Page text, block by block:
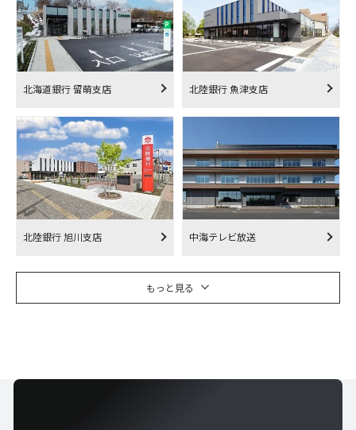
北海道銀行 留萌支店 北陸銀行 魚津支店
北陸銀行 旭川支店 中海テレビ放送
もっと見る